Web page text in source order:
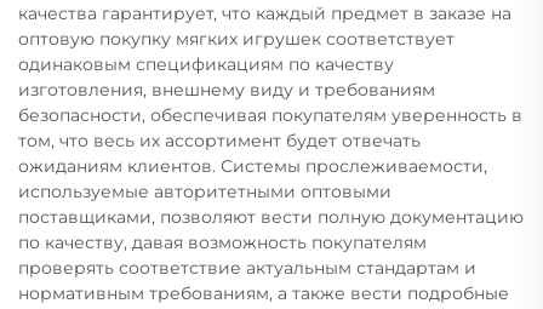
качества гарантирует, что каждый предмет в заказе на
оптовую покупку мягких игрушек соответствует
одинаковым спецификациям по качеству
изготовления, внешнему виду и требованиям
безопасности, обеспечивая покупателям уверенность в
том, что весь их ассортимент будет отвечать
ожиданиям клиентов. Системы прослеживаемости,
используемые авторитетными оптовыми
поставщиками, позволяют вести полную документацию
по качеству, давая возможность покупателям
проверять соответствие актуальным стандартам и
нормативным требованиям, а также вести подробные